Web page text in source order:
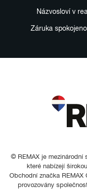
Názvosloví v
Záruka
© REMAX je mezinárodní
které nabízejí
Obchodní značka
provozovány